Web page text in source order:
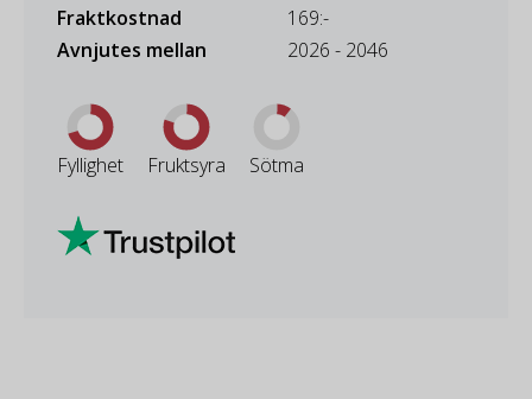
Fraktkostnad
169:-
Avnjutes mellan
2026 - 2046
Fyllighet Fruktsyra Sötma